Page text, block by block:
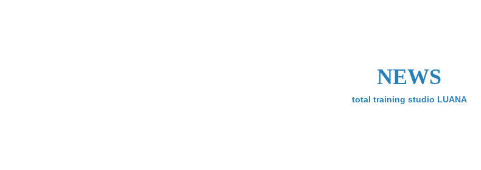
NEWS
total training studio LUANA